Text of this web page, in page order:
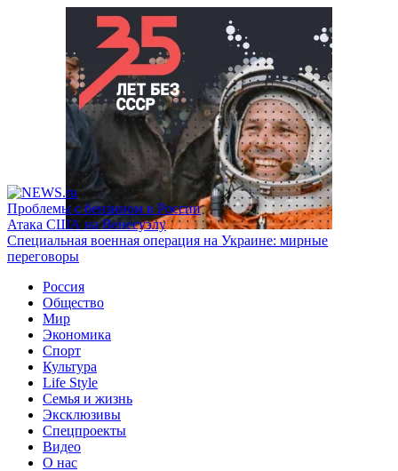
Проблемы с бензином в России
Атака США на Венесуэлу
Специальная военная операция на Украине: мирные
переговоры
Россия
Общество
Мир
Экономика
Спорт
Культура
Life Style
Семья и жизнь
Эксклюзивы
Спецпроекты
Видео
О нас